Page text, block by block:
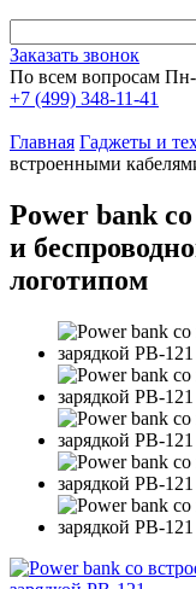
Заказать звонок
По всем вопросам
+7 (499) 348-11-41
Главная Гаджеты и
встроенными
Power bank
и
логотипом